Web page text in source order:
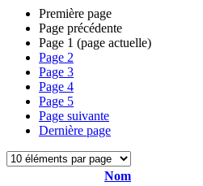
Première page
Page précédente
Page 1 (page actuelle)
Page 2
Page 3
Page 4
Page 5
Page suivante
Dernière page
Nom